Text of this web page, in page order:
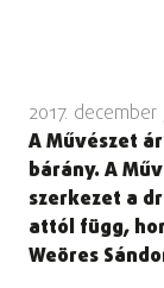
2017. december
A Művészet
bárány. A
szerkezet a
attól függ,
Weöres